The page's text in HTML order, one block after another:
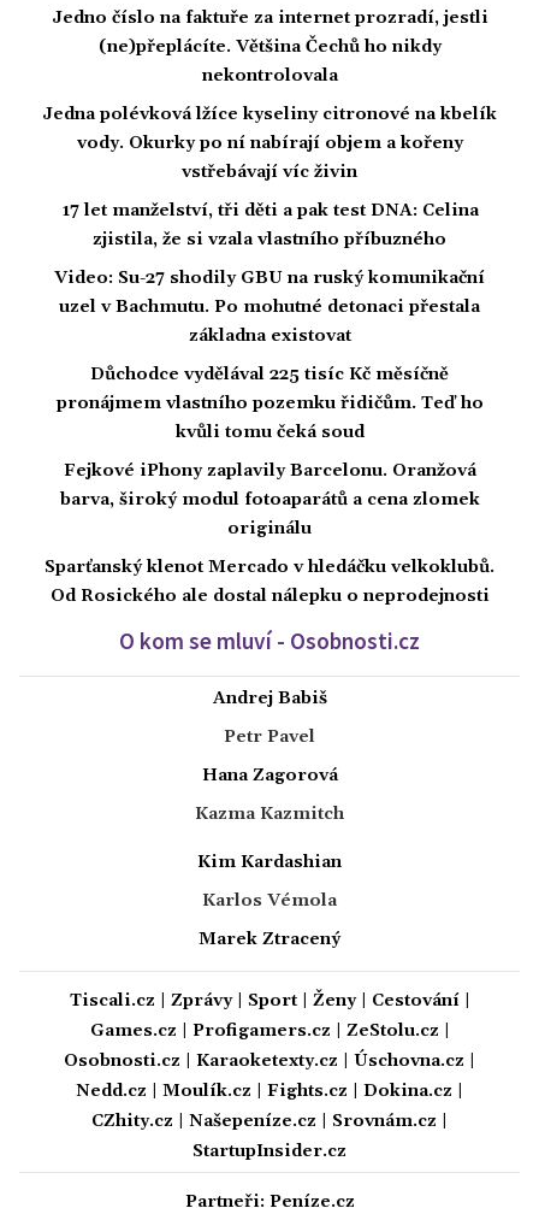
Jedno číslo na faktuře za internet prozradí, jestli
(ne)přeplácíte. Většina Čechů ho nikdy
nekontrolovala
Jedna polévková lžíce kyseliny citronové na kbelík
vody. Okurky po ní nabírají objem a kořeny
vstřebávají víc živin
17 let manželství, tři děti a pak test DNA: Celina
zjistila, že si vzala vlastního příbuzného
Video: Su-27 shodily GBU na ruský komunikační
uzel v Bachmutu. Po mohutné detonaci přestala
základna existovat
Důchodce vydělával 225 tisíc Kč měsíčně
pronájmem vlastního pozemku řidičům. Teď ho
kvůli tomu čeká soud
Fejkové iPhony zaplavily Barcelonu. Oranžová
barva, široký modul fotoaparátů a cena zlomek
originálu
Sparťanský klenot Mercado v hledáčku velkoklubů.
Od Rosického ale dostal nálepku o neprodejnosti
O kom se mluví - Osobnosti.cz
Andrej Babiš
Petr Pavel
Hana Zagorová
Kazma Kazmitch
Kim Kardashian
Karlos Vémola
Marek Ztracený
Tiscali.cz Zprávy| Sport| Ženy| Cestování|
Games.cz
Profigamers.cz ZeStolu.cz
Osobnosti.cz
Karaoketexty.cz Úschovna.cz
Nedd.cz
Moulík.cz Fights.cz Dokina.cz
CZhity.cz
Našepeníze.cz Srovnám.cz
StartupInsider.cz
Partneři: Peníze.cz